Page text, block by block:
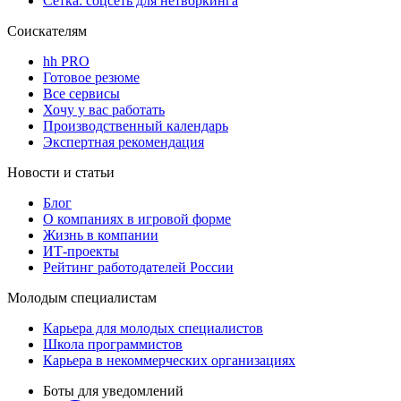
Соискателям
hh PRO
Готовое резюме
Все сервисы
Хочу у вас работать
Производственный календарь
Экспертная рекомендация
Новости и статьи
Блог
О компаниях в игровой форме
Жизнь в компании
ИТ-проекты
Рейтинг работодателей России
Молодым специалистам
Карьера для молодых специалистов
Школа программистов
Карьера в некоммерческих организациях
Боты для уведомлений